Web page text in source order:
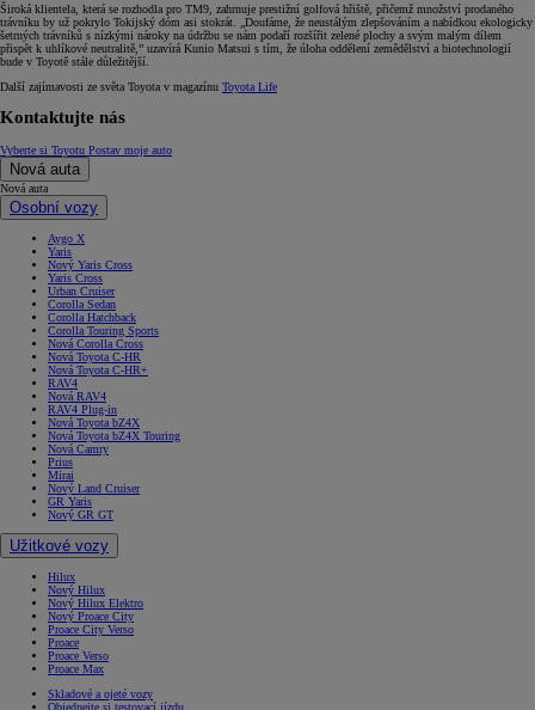
Široká klientela, která se rozhodla pro TM9, zahrnuje prestižní golfová hřiště, přičemž množství prodaného
trávníku by už pokrylo Tokijský dóm asi stokrát. „Doufáme, že neustálým zlepšováním a nabídkou ekologicky
šetrných trávníků s nízkými nároky na údržbu se nám podaří rozšířit zelené plochy a svým malým dílem
přispět k uhlíkové neutralitě,” uzavírá Kunio Matsui s tím, že úloha oddělení zemědělství a biotechnologií
bude v Toyotě stále důležitější.
Další zajímavosti ze světa Toyota v magazínu Toyota Life
Kontaktujte nás
Vyberte si Toyotu Postav moje auto
Nová auta
Nová auta
Osobní vozy
Aygo X
Yaris
Nový Yaris Cross
Yaris Cross
Urban Cruiser
Corolla Sedan
Corolla Hatchback
Corolla Touring Sports
Nová Corolla Cross
Nová Toyota C-HR
Nová Toyota C-HR+
RAV4
Nová RAV4
RAV4 Plug-in
Nová Toyota bZ4X
Nová Toyota bZ4X Touring
Nová Camry
Prius
Mirai
Nový Land Cruiser
GR Yaris
Nový GR GT
Užitkové vozy
Hilux
Nový Hilux
Nový Hilux Elektro
Nový Proace City
Proace City Verso
Proace
Proace Verso
Proace Max
Skladové a ojeté vozy
Objednejte si testovací jízdu